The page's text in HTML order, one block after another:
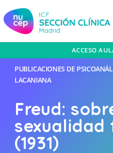
ACCESO
PUBLICACIONES DE
LACANIANA
Freud:
sexualidad
(1931)